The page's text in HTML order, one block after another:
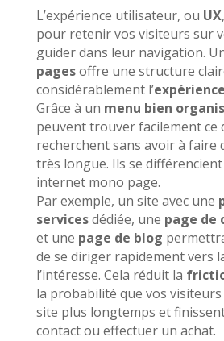
L’expérience utilisateur, ou UX
pour retenir vos visiteurs sur
guider dans leur navigation.
pagesoffre une structure
considérablement l’
Grâce à un menu bien
peuvent trouver facilement ce
recherchent sans avoir à faire
très longue. Ils se différencient
internet mono page.
Par exemple, un site avec une
servicesdédiée, une page de
et une page de blog
de se diriger rapidement vers
l’intéresse. Cela réduit la
la probabilité que vos
site plus longtemps et
contact ou effectuer un achat.